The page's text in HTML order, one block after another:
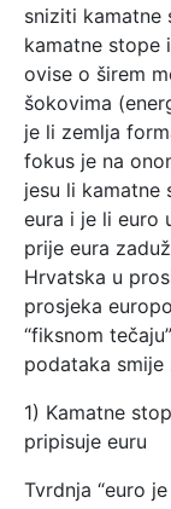
sniziti kamatne
kamatne stope
ovise o širem
šokovima
je li zemlja
fokus je na
jesu li kamatne
eura i je li euro
prije eura
Hrvatska u
prosjeka
“fiksnom
podataka smije
1) Kamatne
pripisuje euru
Tvrdnja “euro